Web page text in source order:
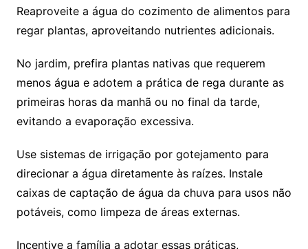
Reaproveite a água do cozimento de alimentos para
regar plantas, aproveitando nutrientes adicionais.
No jardim, prefira plantas nativas que requerem
menos água e adotem a prática de rega durante as
primeiras horas da manhã ou no final da tarde,
evitando a evaporação excessiva.
Use sistemas de irrigação por gotejamento para
direcionar a água diretamente às raízes. Instale
caixas de captação de água da chuva para usos não
potáveis, como limpeza de áreas externas.
Incentive a família a adotar essas práticas,